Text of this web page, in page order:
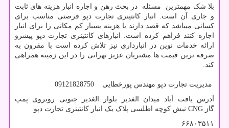
بلا شک مهمترین مسئله در بحث رهن و اجاره انبار هزینه های ثابت
و جاری آن است. انبار کانتینری تجارت دپو فرصتی مناسب برای
کسانی میباشد که قصد دارند با هزینه بسیار کم مکانی را برای انبار
اجاره کنند فراهم کرده است. انبارهای کانتینری تجارت دپو پیشرو
ارائه خدمات نوین در انبارداری نیز تلاش کرده است با مقرون به
صرفه ترین قیمت ها مشتریان عزیز تهرانی را در این زمینه همراهی
کند.
مدیریت تجارت دپو مهندس پورخطایی 09121828750
آدرس یافت آباد میدان الغدیر بلوار الغدیر جنوبی روبروی پمپ
گاز CNG نبش کوچه اطلسی پلاک یک انبار کانتینری تجارت دپو
۶۶۸۰۳۵۱۱